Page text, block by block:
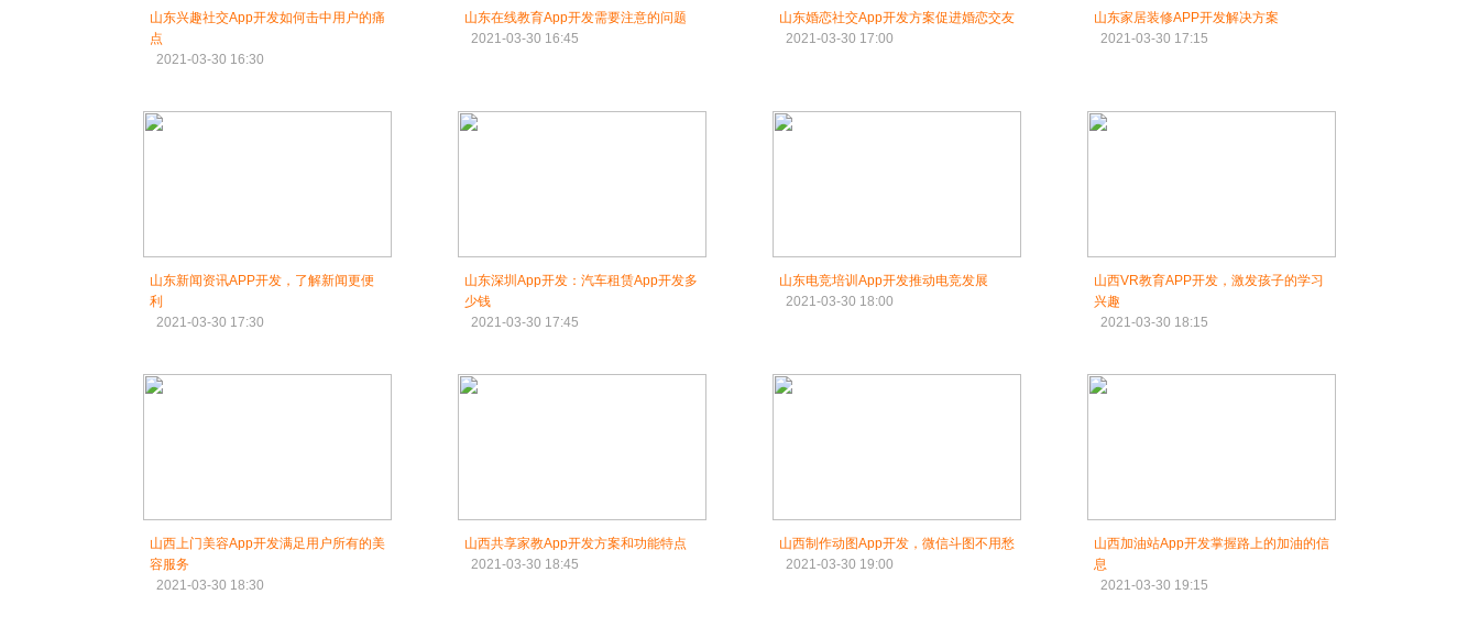
山东兴趣社交App开发如何击中用户的痛
点
2021-03-30 16:30
山东在线教育App开发需要注意的问题
2021-03-30 16:45
山东婚恋社交App开发方案促进婚恋交友
2021-03-30 17:00
山东家居装修APP开发解决方案
2021-03-30 17:15
山东新闻资讯APP开发，了解新闻更便
利
2021-03-30 17:30
山东深圳App开发：汽车租赁App开发多
少钱
2021-03-30 17:45
山东电竞培训App开发推动电竞发展
2021-03-30 18:00
山西VR教育APP开发，激发孩子的学习
兴趣
2021-03-30 18:15
山西上门美容App开发满足用户所有的美
容服务
2021-03-30 18:30
山西共享家教App开发方案和功能特点
2021-03-30 18:45
山西制作动图App开发，微信斗图不用愁
2021-03-30 19:00
山西加油站App开发掌握路上的加油的信
息
2021-03-30 19:15